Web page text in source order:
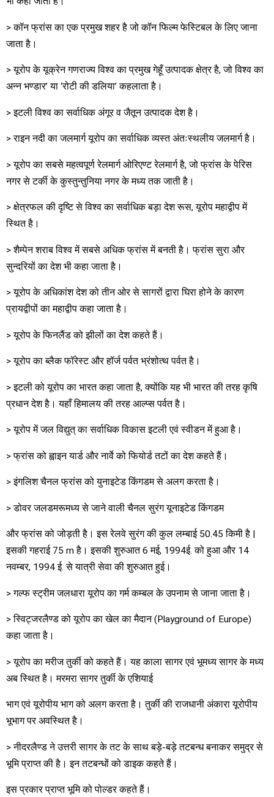
> कॉन फ्रांस का एक प्रमुख शहर है जो कॉन फिल्म फेस्टिबल के लिए जाना
जाता है।
> यूरोप के यूक्रेन गणराज्य विश्व का प्रमुख गेहूँ उत्पादक क्षेत्र है, जो विश्व का
अन्न भण्डार’ या ‘रोटी की डलिया’ कहलाता है।
> इटली विश्व का सर्वाधिक अंगूर व जैतून उत्पादक देश है।
> राइन नदी का जलमार्ग यूरोप का सर्वाधिक व्यस्त अंतःस्थलीय जलमार्ग है।
> यूरोप का सबसे महत्वपूर्ण रेलमार्ग ओरिएण्ट रेलमार्ग है, जो फ्रांस के पेरिस
नगर से टर्की के कुस्तुन्तुनिया नगर के मध्य तक जाती है।
> क्षेत्रफल की दृष्टि से विश्व का सर्वाधिक बड़ा देश रूस, यूरोप महाद्वीप में
स्थित है।
> शैम्पेन शराब विश्व में सबसे अधिक फ्रांस में बनती है। फ्रांस सुरा और
सुन्दरियों का देश भी कहा जाता है।
> यूरोप के अधिकांश देश को तीन ओर से सागरों द्वारा घिरा होने के कारण
प्रायद्वीपों का महाद्वीप कहा जाता है।
> यूरोप के फिनलैंड को झीलों का देश कहते हैं।
> यूरोप का ब्लैक फॉरेस्ट और हॉर्ज पर्वत भ्रंशोत्थ पर्वत है।
> इटली को यूरोप का भारत कहा जाता है, क्योंकि यह भी भारत की तरह कृषि
प्रधान देश है। यहाँ हिमालय की तरह आल्प्स पर्वत है।
> यूरोप में जल विद्युत् का सर्वाधिक विकास इटली एवं स्वीडन में हुआ है।
> फ्रांस को ह्वाइन यार्ड और नार्वे को फियोर्ड तटों का देश कहते हैं।
> इंगलिश चैनल फ्रांस को युनाइटेड किंगडम से अलग करता है।
> डोवर जलडमरूमध्य से जाने वाली चैनल सुरंग यूनाइटेड किंगडम
और फ्रांस को जोड़ती है। इस रेलवे सुरंग की कुल लम्बाई 50.45 किमी है |
इसकी गहराई 75 m है। इसकी शुरुआत 6 मई, 1994ई. को हुआ और 14
नवम्बर, 1994 ई. से यात्री सेवा की शुरुआत हुई।
> गल्फ स्ट्रीम जलधारा यूरोप का गर्म कम्बल के उपनाम से जाना जाता है।
> स्विट्जरलैण्ड को यूरोप का खेल का मैदान (Playground of Europe)
कहा जाता है।
> यूरोप का मरीज तुर्की को कहते हैं। यह काला सागर एवं भूमध्य सागर के मध्य
अब स्थित है। मरमरा सागर तुर्की के एशियाई
भाग एवं यूरोपीय भाग को अलग करता है। तुर्की की राजधानी अंकारा यूरोपीय
भूभाग पर अवस्थित है।
> नीदरलैण्ड ने उत्तरी सागर के तट के साथ बड़े-बड़े तटबन्ध बनाकर समुद्र से
भूमि प्राप्त की है। इन तटबन्धों को डाइक कहते हैं।
इस प्रकार प्राप्त भूमि को पोल्डर कहते हैं।